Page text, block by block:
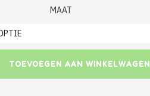
MAAT
TOEVOEGEN AAN WINKELWAGEN